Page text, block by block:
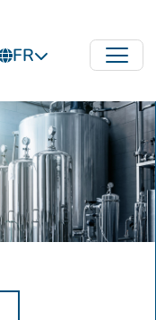
FR